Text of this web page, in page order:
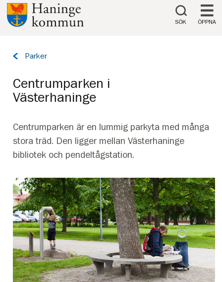
Till innehåll på sidan
SÖK ÖPPNA
Tillbaka
Parker
Centrumparken i
Västerhaninge
Centrumparken är en lummig parkyta med många
stora träd. Den ligger mellan Västerhaninge
bibliotek och pendeltågstation.